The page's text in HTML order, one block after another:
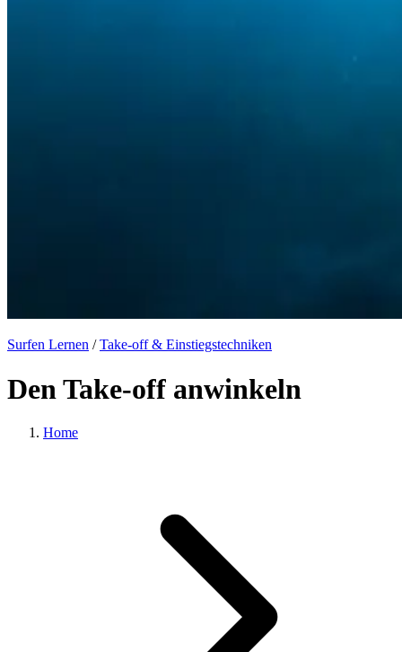
Surfen Lernen / Take-off & Einstiegstechniken
Den Take-off anwinkeln
Home